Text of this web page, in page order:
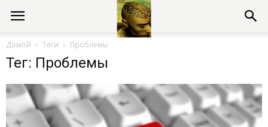
Консультации
психолога
онлайн
Домой Теги Проблемы
Тег: Проблемы